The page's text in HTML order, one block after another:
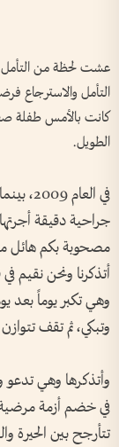
عشت لحظة من التأمل
التأمل والاسترجاع
كانت بالأمس طفلة
الطويل.
في
جراحية دقيقة
مصحوبة بكم هائل
أتذكرنا ونحن نقيم في
وهي تكبر يوماً بعد
وتبكي، ثم تقف
وأتذكرها وهي تدعو
في خضم أزمة
تتأرجح بين الحيرة